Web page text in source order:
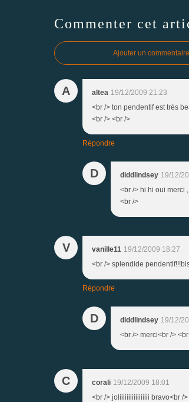
Commenter cet
Ajouter un commentaire
A altea 19/12/2009 21:23
<br /> ton pendentif est très
<br /> <br />
Répondre
D diddlindsey 19/12/
<br /> hi hi oui merci
<br />
V vanille11 19/12/2009 18:27
<br /> splendide
Répondre
D diddlindsey 19/12/
<br /> merci<br />
C corali 19/12/2009 18:01
<br /> joliiiiiiiiiiiiiiiii bravo<br />